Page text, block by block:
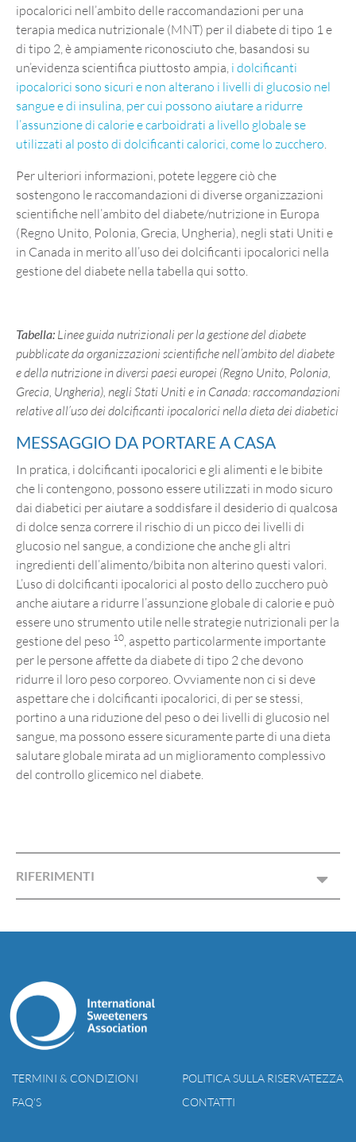
ipocalorici nell’ambito delle raccomandazioni per una
terapia medica nutrizionale (MNT) per il diabete di tipo 1 e
di tipo 2, è ampiamente riconosciuto che, basandosi su
un’evidenza scientifica piuttosto ampia, i dolcificanti
ipocalorici sono sicuri e non alterano i livelli di glucosio nel
sangue e di insulina, per cui possono aiutare a ridurre
l’assunzione di calorie e carboidrati a livello globale se
utilizzati al posto di dolcificanti calorici, come lo zucchero
Per ulteriori informazioni, potete leggere ciò che
sostengono le raccomandazioni di diverse organizzazioni
scientifiche nell’ambito del diabete/nutrizione in Europa
(Regno Unito, Polonia, Grecia, Ungheria), negli stati Uniti e
in Canada in merito all’uso dei dolcificanti ipocalorici nella
gestione del diabete nella tabella qui sotto.
Tabella: Linee guida nutrizionali per la gestione del diabete
pubblicate da organizzazioni scientifiche nell’ambito del diabete
e della nutrizione in diversi paesi europei (Regno Unito, Polonia,
Grecia, Ungheria), negli Stati Uniti e in Canada: raccomandazioni
relative all’uso dei dolcificanti ipocalorici nella dieta dei diabetici
MESSAGGIO DA PORTARE A CASA
In pratica, i dolcificanti ipocalorici e gli alimenti e le bibite
che li contengono, possono essere utilizzati in modo sicuro
dai diabetici per aiutare a soddisfare il desiderio di qualcosa
di dolce senza correre il rischio di un picco dei livelli di
glucosio nel sangue, a condizione che anche gli altri
ingredienti dell’alimento/bibita non alterino questi valori.
L’uso di dolcificanti ipocalorici al posto dello zucchero può
anche aiutare a ridurre l’assunzione globale di calorie e può
essere uno strumento utile nelle strategie nutrizionali per la
gestione del peso 10 , aspetto particolarmente importante
per le persone affette da diabete di tipo 2 che devono
ridurre il loro peso corporeo. Ovviamente non ci si deve
aspettare che i dolcificanti ipocalorici, di per se stessi,
portino a una riduzione del peso o dei livelli di glucosio nel
sangue, ma possono essere sicuramente parte di una dieta
salutare globale mirata ad un miglioramento complessivo
del controllo glicemico nel diabete.
RIFERIMENTI
TERMINI & CONDIZIONI
POLITICA SULLA RISERVATEZZA
FAQ’S
CONTATTI